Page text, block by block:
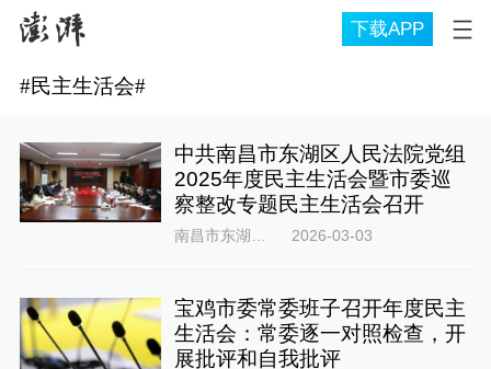
下载APP
#民主生活会#
中共南昌市东湖区人民法院党组
2025年度民主生活会暨市委巡
察整改专题民主生活会召开
2026-03-03
宝鸡市委常委班子召开年度民主
生活会：常委逐一对照检查，开
展批评和自我批评